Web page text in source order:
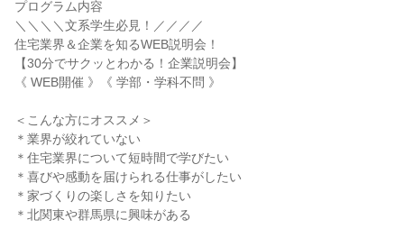
プログラム内容
＼＼＼＼文系学生必見！／／／／
住宅業界＆企業を知るWEB説明会！
【30分でサクッとわかる！企業説明会】
《 WEB開催 》《 学部・学科不問 》
＜こんな方にオススメ＞
＊業界が絞れていない
＊住宅業界について短時間で学びたい
＊喜びや感動を届けられる仕事がしたい
＊家づくりの楽しさを知りたい
＊北関東や群馬県に興味がある